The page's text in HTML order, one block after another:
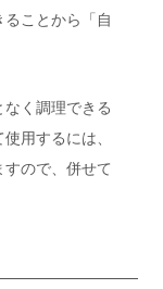
ことから「自
く調理できる
用するには、
ので、併せて